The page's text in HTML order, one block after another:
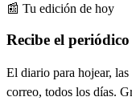
📰 Tu edición de hoy
Recibe el
El diario para hojear,
correo, todos los días.